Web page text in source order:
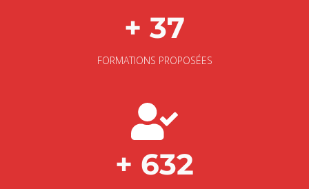
+ 37
FORMATIONS PROPOSÉES
+ 632